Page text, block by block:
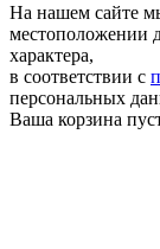
На нашем сайте
местоположении
характера,
в соответствии с
персональных
Ваша корзина